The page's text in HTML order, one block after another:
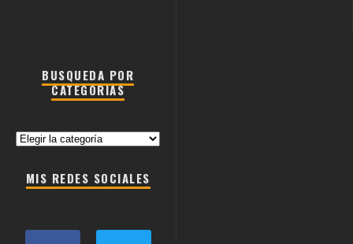
BUSQUEDA POR
CATEGORIAS
Busqueda
categorias
MIS REDES SOCIALES